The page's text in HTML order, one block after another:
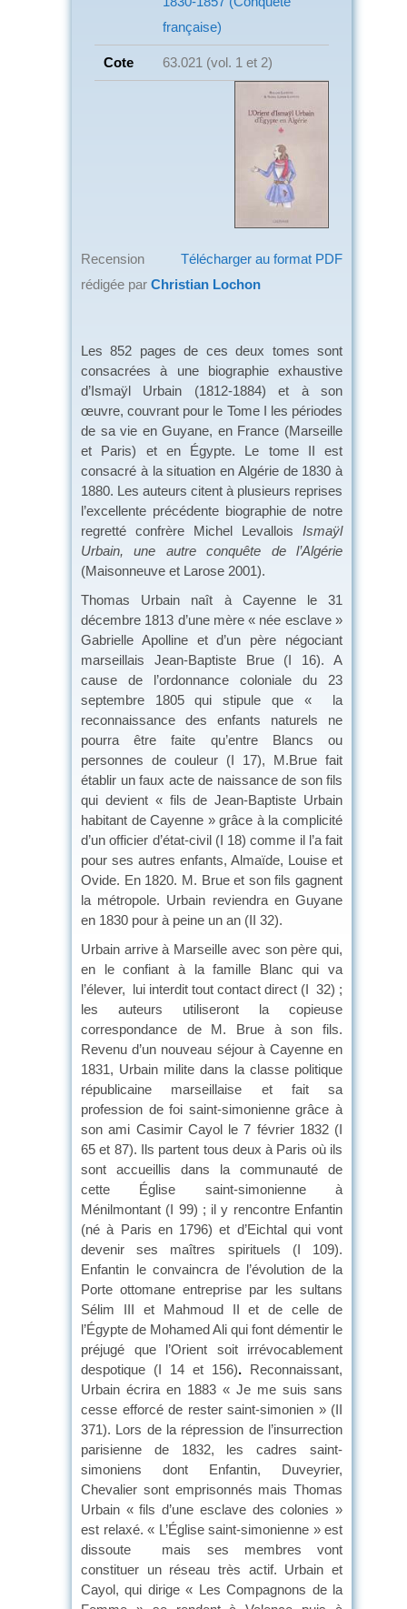
française)
Cote 63.021 (vol. 1 et 2)
Télécharger au format PDF
Recension
rédigée par Christian Lochon
Les 852 pages de ces deux tomes sont
consacrées à une biographie exhaustive
d’Ismaÿl Urbain (1812-1884) et à son
œuvre, couvrant pour le Tome I les périodes
de sa vie en Guyane, en France (Marseille
et Paris) et en Égypte. Le tome II est
consacré à la situation en Algérie de 1830 à
1880. Les auteurs citent à plusieurs reprises
l’excellente précédente biographie de notre
regretté confrère Michel Levallois Ismaÿl
Urbain, une autre conquête de l’Algérie
(Maisonneuve et Larose 2001).
Thomas Urbain naît à Cayenne le 31
décembre 1813 d’une mère « née esclave »
Gabrielle Apolline et d’un père négociant
marseillais Jean-Baptiste Brue (I 16). A
cause de l’ordonnance coloniale du 23
septembre 1805 qui stipule que « la
reconnaissance des enfants naturels ne
pourra être faite qu’entre Blancs ou
personnes de couleur (I 17), M.Brue fait
établir un faux acte de naissance de son fils
qui devient « fils de Jean-Baptiste Urbain
habitant de Cayenne » grâce à la complicité
d’un officier d’état-civil (I 18) comme il l’a fait
pour ses autres enfants, Almaïde, Louise et
Ovide. En 1820. M. Brue et son fils gagnent
la métropole. Urbain reviendra en Guyane
en 1830 pour à peine un an (II 32).
Urbain arrive à Marseille avec son père qui,
en le confiant à la famille Blanc qui va
l’élever, lui interdit tout contact direct (I 32) ;
les auteurs utiliseront la copieuse
correspondance de M. Brue à son fils.
Revenu d’un nouveau séjour à Cayenne en
1831, Urbain milite dans la classe politique
républicaine marseillaise et fait sa
profession de foi saint-simonienne grâce à
son ami Casimir Cayol le 7 février 1832 (I
65 et 87). Ils partent tous deux à Paris où ils
sont accueillis dans la communauté de
cette Église saint-simonienne à
Ménilmontant (I 99) ; il y rencontre Enfantin
(né à Paris en 1796) et d’Eichtal qui vont
devenir ses maîtres spirituels (I 109).
Enfantin le convaincra de l’évolution de la
Porte ottomane entreprise par les sultans
Sélim III et Mahmoud II et de celle de
l’Égypte de Mohamed Ali qui font démentir le
préjugé que l’Orient soit irrévocablement
despotique (I 14 et 156). Reconnaissant,
Urbain écrira en 1883 « Je me suis sans
cesse efforcé de rester saint-simonien » (II
371). Lors de la répression de l’insurrection
parisienne de 1832, les cadres saint-
simoniens dont Enfantin, Duveyrier,
Chevalier sont emprisonnés mais Thomas
Urbain « fils d’une esclave des colonies »
est relaxé. « L’Église saint-simonienne » est
dissoute mais ses membres vont
constituer un réseau très actif. Urbain et
Cayol, qui dirige « Les Compagnons de la